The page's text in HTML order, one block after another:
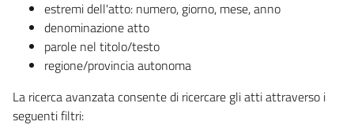
estremi dell'atto: numero, giorno, mese, anno
denominazione atto
parole nel titolo/testo
regione/provincia autonoma
La ricerca avanzata consente di ricercare gli atti attraverso i
seguenti filtri: